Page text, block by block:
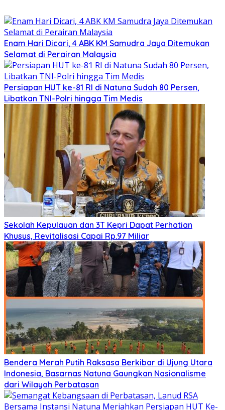
Enam Hari Dicari, 4 ABK KM Samudra Jaya Ditemukan
Selamat di Perairan Malaysia
Persiapan HUT ke-81 RI di Natuna Sudah 80 Persen,
Libatkan TNI-Polri hingga Tim Medis
Sekolah Kepulauan dan 3T Kepri Dapat Perhatian
Khusus, Revitalisasi Capai Rp.97 Miliar
Bendera Merah Putih Raksasa Berkibar di Ujung Utara
Indonesia, Basarnas Natuna Gaungkan Nasionalisme
dari Wilayah Perbatasan